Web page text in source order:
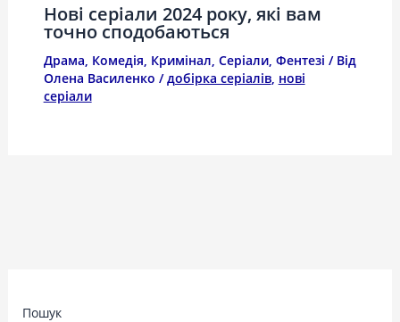
Нові серіали 2024 року, які вам
точно сподобаються
Драма Комедія Кримінал Серіали, Фентезі / Від
Олена Василенко /добірка серіалів, нові
серіали
Пошук